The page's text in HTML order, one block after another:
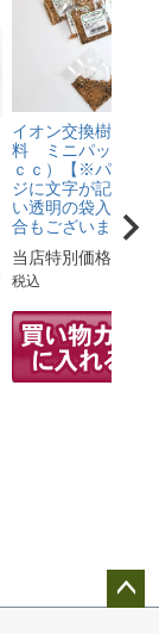
イオン交換樹脂肥
料 ミニパック（5
ｃｃ）【※パッケ
ジに文字が記載の
い透明の袋入りの
合もございます。
当店特別価格
税込